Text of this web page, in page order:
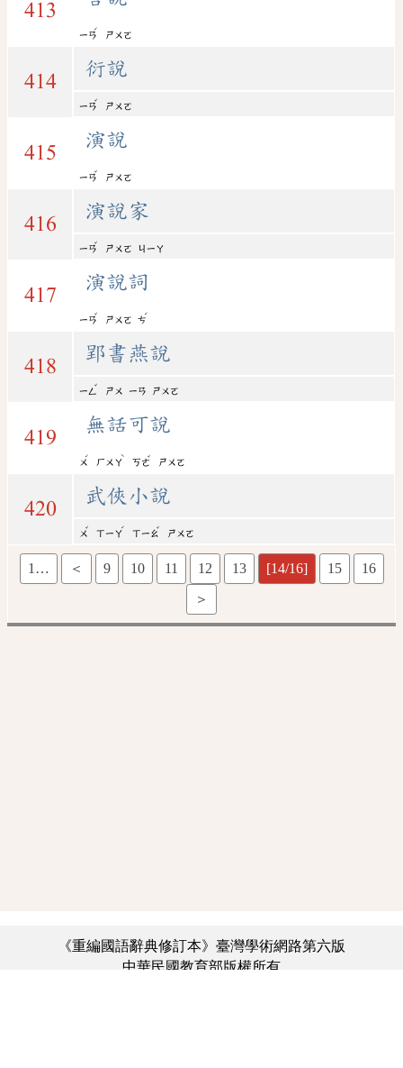
413
ㄧㄢ
ˊ
ㄕㄨㄛ
414
衍說
ㄧㄢ
ˇ
ㄕㄨㄛ
415
演說
ㄧㄢ
ˇ
ㄕㄨㄛ
416
演說家
ㄧㄢ
ˇ
ㄕㄨㄛ ㄐㄧㄚ
417
演說詞
ㄧㄢ
ˇ
ㄕㄨㄛ ㄘ
ˊ
418
郢書燕說
ㄧㄥ
ˇ
ㄕㄨ ㄧㄢ ㄕㄨㄛ
419
無話可說
ㄨ
ˊ
ㄏㄨㄚ
ˋ
ㄎㄜ
ˇ
ㄕㄨㄛ
420
武俠小說
ㄨ
ˇ
ㄒㄧㄚ
ˊ
ㄒㄧㄠ
ˇ
ㄕㄨㄛ
1… ＜ 9 10 11 12 13 [14/16] 15
16
＞
《重編國語辭典修訂本》臺灣學術網路第六版
中華民國教育部版權所有